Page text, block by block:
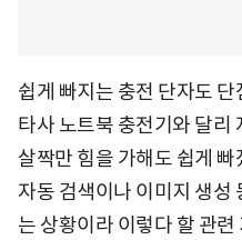
쉽게 빠지는 충전 단자도
타사 노트북 충전기와 달리
살짝만 힘을 가해도 쉽게 빠
자동 검색이나 이미지 생성
는 상황이라 이렇다 할 관